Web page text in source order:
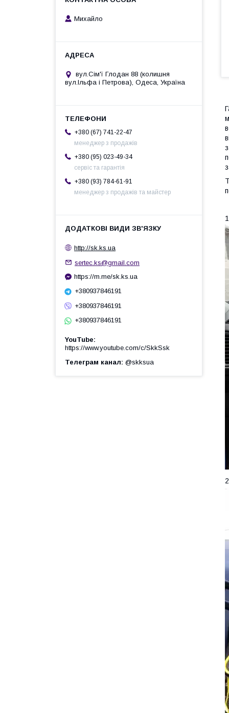
Михайло
вул.Сім'ї Глодан 88 (колишня
вул.Ільфа і Петрова), Одеса, Україна
+380 (67) 741-22-47
менеджер з продажів
+380 (95) 023-49-34
сервіс та гарантія
+380 (93) 784-61-91
менеджер з продажів та майстер
http://sk.ks.ua
sertec.ks@gmail.com
https://m.me/sk.ks.ua
+380937846191
+380937846191
+380937846191
YouTube
https://www.youtube.com/c/SkkSsk
Телеграм канал @skksua